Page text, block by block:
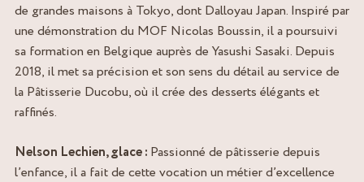
de grandes maisons à Tokyo, dont Dalloyau Japan. Inspiré par
une démonstration du MOF Nicolas Boussin, il a poursuivi
sa formation en Belgique auprès de Yasushi Sasaki. Depuis
2018, il met sa précision et son sens du détail au service de
la Pâtisserie Ducobu, où il crée des desserts élégants et
raffinés.
Nelson Lechien, glace : Passionné de pâtisserie depuis
l’enfance, il a fait de cette vocation un métier d’excellence